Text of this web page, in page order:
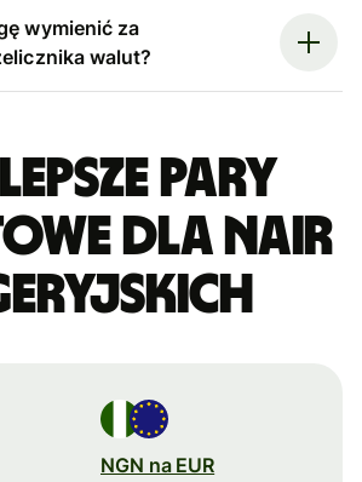
wymienić za
walut?
pary
dla nair
NGN na EUR